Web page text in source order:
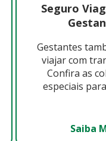
Seguro
Gestantes
viajar com
Confira as
especiais
Saiba